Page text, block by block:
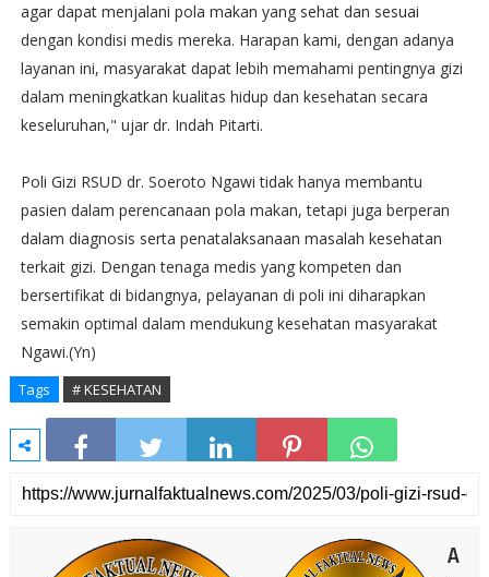
agar dapat menjalani pola makan yang sehat dan sesuai
dengan kondisi medis mereka. Harapan kami, dengan adanya
layanan ini, masyarakat dapat lebih memahami pentingnya gizi
dalam meningkatkan kualitas hidup dan kesehatan secara
keseluruhan," ujar dr. Indah Pitarti.
Poli Gizi RSUD dr. Soeroto Ngawi tidak hanya membantu
pasien dalam perencanaan pola makan, tetapi juga berperan
dalam diagnosis serta penatalaksanaan masalah kesehatan
terkait gizi. Dengan tenaga medis yang kompeten dan
bersertifikat di bidangnya, pelayanan di poli ini diharapkan
semakin optimal dalam mendukung kesehatan masyarakat
Ngawi.(Yn)
Tags # KESEHATAN
A